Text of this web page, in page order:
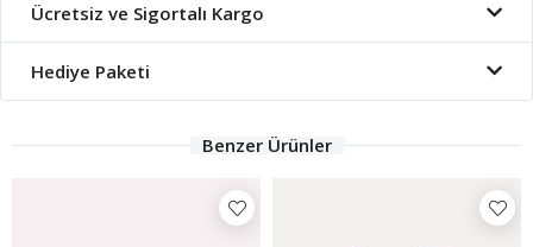
Ücretsiz ve Sigortalı Kargo
Hediye Paketi
Benzer Ürünler